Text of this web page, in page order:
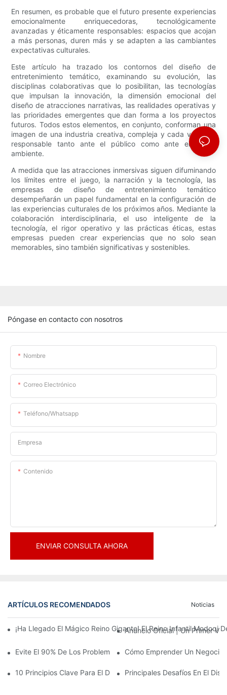
En resumen, es probable que el futuro presente experiencias
emocionalmente enriquecedoras, tecnológicamente
avanzadas y éticamente responsables: espacios que acojan
a más personas, duren más y se adapten a las cambiantes
expectativas culturales.
Este artículo ha trazado los contornos del diseño de
entretenimiento temático, examinando su evolución, las
disciplinas colaborativas que lo posibilitan, las tecnologías
que impulsan la innovación, la dimensión emocional del
diseño de atracciones narrativas, las realidades operativas y
las prioridades emergentes que dan forma a los proyectos
futuros. Todos estos elementos, en conjunto, conforman una
imagen de una industria creativa, compleja y cada vez más
responsable tanto ante el público como ante el medio
ambiente.
A medida que las atracciones inmersivas siguen difuminando
los límites entre el juego, la narración y la tecnología, las
empresas de diseño de entretenimiento temático
desempeñarán un papel fundamental en la configuración de
las experiencias culturales de los próximos años. Mediante la
colaboración interdisciplinaria, el uso inteligente de la
tecnología, el rigor operativo y las prácticas éticas, estas
empresas pueden crear experiencias que no solo sean
memorables, sino también significativas y sostenibles.
Póngase en contacto con nosotros
Nombre
Correo Electrónico
Teléfono/whatsapp
Empresa
Contenido
ENVIAR CONSULTA AHORA
ARTÍCULOS RECOMENDADOS Noticias
¡Ha Llegado El Mágico Reino Gigante! El Reino Infantil Modoqi
Anuncio Oficial | Un Primer
Evite El 90% De Los Problemas: Al Invertir En Un Centro
Cómo Emprender Un Negocio
10 Principios Clave Para El Diseño Exitoso De Un Parque
Principales Desafíos En El